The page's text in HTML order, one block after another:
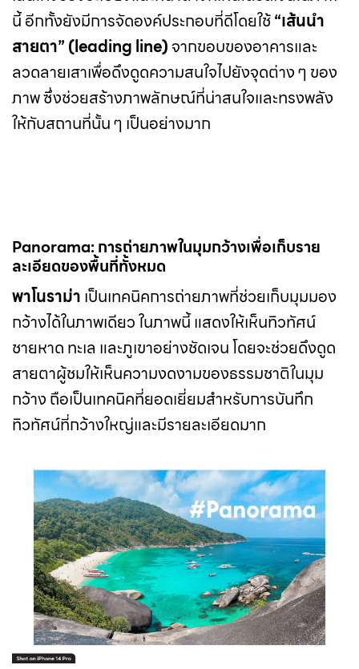
นี้ อีกทั้งยังมีการจัดองค์ประกอบที่ดีโดยใช้“เส้นนำ
สายตา” (leading line)จากขอบของอาคารและ
ลวดลายเสาเพื่อดึงดูดความสนใจไปยังจุดต่าง ๆ ของ
ภาพ ซึ่งช่วยสร้างภาพลักษณ์ที่น่าสนใจและทรงพลัง
ให้กับสถานที่นั้น ๆ เป็นอย่างมาก
Panorama: การถ่ายภาพในมุมกว้างเพื่อเก็บราย
ละเอียดของพื้นที่ทั้งหมด
พาโนราม่าเป็นเทคนิคการถ่ายภาพที่ช่วยเก็บมุมมอง
กว้างได้ในภาพเดียว ในภาพนี้ แสดงให้เห็นทิวทัศน์
ชายหาด ทะเล และภูเขาอย่างชัดเจน โดยจะช่วยดึงดูด
สายตาผู้ชมให้เห็นความงดงามของธรรมชาติในมุม
กว้าง ถือเป็นเทคนิคที่ยอดเยี่ยมสำหรับการบันทึก
ทิวทัศน์ที่กว้างใหญ่และมีรายละเอียดมาก